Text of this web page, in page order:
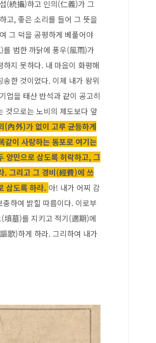
(統攝)하고 인의(仁義)가 그
고, 좋은 소리를 들어 그 뜻을
그 덕을 공평하게 베풀어야
를 범한 까닭에 풍우(風雨)가
지 못하다. 내 마음이 화평해
한 것이었다. 이제 내가 왕위
업을 태산 반석과 같이 공고히
것으로는 노비의 제도보다 앞
(內外)가 없이 고루 균등하게
같이 사랑하는 동포로 여기는
민으로 삼도록 허락하고, 그
. 그리고 그 경비(經費)에 쓰
삼도록 하라. 아! 내가 어찌 감
하여 밝힐 따름이다. 이로부
墳墓)를 지키고 적기(適期)에
歌)하게 하라. 그리하여 내가